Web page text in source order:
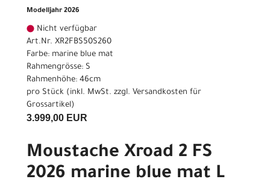
Modelljahr 2026
Nicht verfügbar
Art.Nr. XR2FBS50S260
Farbe: marine blue mat
Rahmengrösse: S
Rahmenhöhe: 46cm
pro Stück (inkl. MwSt. zzgl. Versandkosten für
Grossartikel)
3.999,00 EUR
Moustache Xroad 2 FS
2026 marine blue mat L